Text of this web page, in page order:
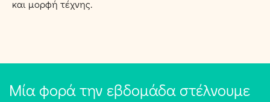
και μορφή τέχνης.
Μία φορά την εβδομάδα στέλνουμε